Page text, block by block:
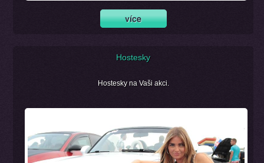
Hostesky
Hostesky na Vaši akci.